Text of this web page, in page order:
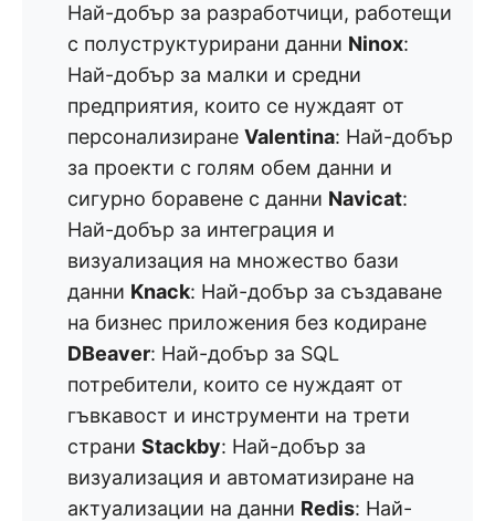
Най-добър за разработчици, работещи
с полуструктурирани данни Ninox:
Най-добър за малки и средни
предприятия, които се нуждаят от
персонализиране Valentina: Най-добър
за проекти с голям обем данни и
сигурно боравене с данни Navicat:
Най-добър за интеграция и
визуализация на множество бази
данни Knack: Най-добър за създаване
на бизнес приложения без кодиране
DBeaver: Най-добър за SQL
потребители, които се нуждаят от
гъвкавост и инструменти на трети
страни Stackby: Най-добър за
визуализация и автоматизиране на
актуализации на данни Redis: Най-